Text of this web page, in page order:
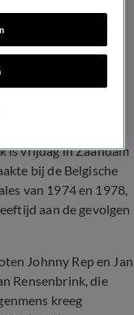
is vrijdag in Zaandam
bij de Belgische
van 1974 en 1978,
aan de gevolgen
Johnny Rep en Jan
Rensenbrink, die
kreeg